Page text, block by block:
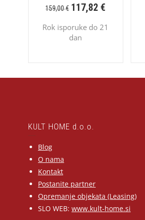
159,00€ 117,82€
Rok isporuke do 21
dan
KULT HOME d.o.o.
Blog
O nama
Kontakt
Postanite partner
Opremanje objekata (Leasing)
SLO WEB: www.kult-home.si